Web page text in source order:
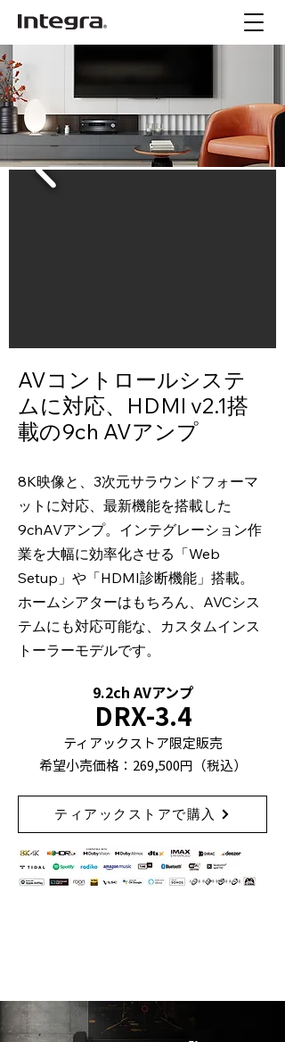
AVコントロールシステ
ムに対応、HDMI v2.1搭
載の9ch AVアンプ
8K映像と、3次元サラウンドフォーマ
ットに対応、最新機能を搭載した
9chAVアンプ。インテグレーション作
業を大幅に効率化させる「Web
Setup」や「HDMI診断機能」搭載。
ホームシアターはもちろん、AVCシス
テムにも対応可能な、カスタムインス
トーラーモデルです。
9.2ch AVアンプ
DRX-3.4
ティアックストア限定販売
希望小売価格：269,500円（税込）
ティアックストアで購入